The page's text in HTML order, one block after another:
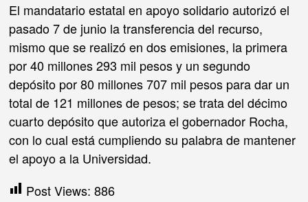
El mandatario estatal en apoyo solidario autorizó el
pasado 7 de junio la transferencia del recurso,
mismo que se realizó en dos emisiones, la primera
por 40 millones 293 mil pesos y un segundo
depósito por 80 millones 707 mil pesos para dar un
total de 121 millones de pesos; se trata del décimo
cuarto depósito que autoriza el gobernador Rocha,
con lo cual está cumpliendo su palabra de mantener
el apoyo a la Universidad.
Post Views: 886